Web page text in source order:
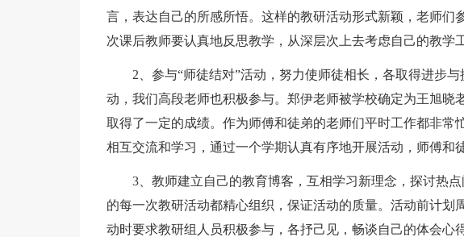
言，表达自己的所感所悟。这样的教研活动形式新颖，老师们
次课后教师要认真地反思教学，从深层次上去考虑自己的教学
2、参与“师徒结对”活动，努力使师徒相长，各取得进步
动，我们高段老师也积极参与。郑伊老师被学校确定为王旭晓
取得了一定的成绩。作为师傅和徒弟的老师们平时工作都非常
相互交流和学习，通过一个学期认真有序地开展活动，师傅和
3、教师建立自己的教育博客，互相学习新理念，探讨热
的每一次教研活动都精心组织，保证活动的质量。活动前计划
动时要求教研组人员积极参与，各抒己见，畅谈自己的体会心